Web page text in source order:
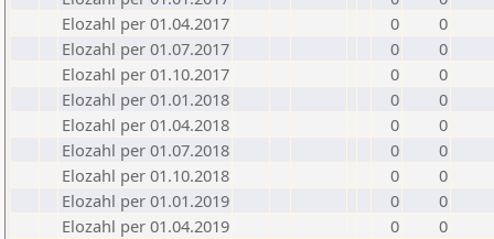
Elozahl per 01.04.2017
0
0
Elozahl per 01.07.2017
0
0
Elozahl per 01.10.2017
0
0
Elozahl per 01.01.2018
0
0
Elozahl per 01.04.2018
0
0
Elozahl per 01.07.2018
0
0
Elozahl per 01.10.2018
0
0
Elozahl per 01.01.2019
0
0
Elozahl per 01.04.2019
0
0